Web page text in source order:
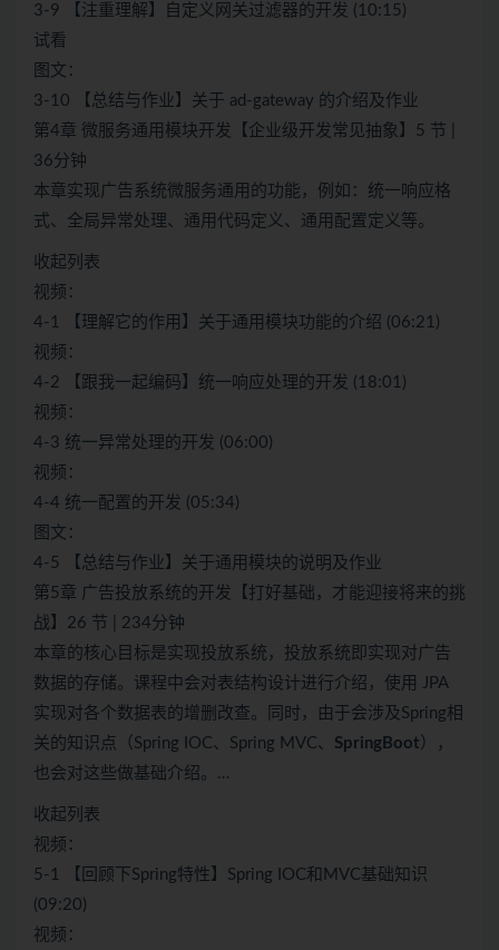
3-9 【注重理解】自定义网关过滤器的开发 (10:15)
试看
图文：
3-10 【总结与作业】关于 ad-gateway 的介绍及作业
第4章 微服务通用模块开发【企业级开发常见抽象】5 节 |
36分钟
本章实现广告系统微服务通用的功能，例如：统一响应格
式、全局异常处理、通用代码定义、通用配置定义等。
收起列表
视频：
4-1 【理解它的作用】关于通用模块功能的介绍 (06:21)
视频：
4-2 【跟我一起编码】统一响应处理的开发 (18:01)
视频：
4-3 统一异常处理的开发 (06:00)
视频：
4-4 统一配置的开发 (05:34)
图文：
4-5 【总结与作业】关于通用模块的说明及作业
第5章 广告投放系统的开发【打好基础，才能迎接将来的挑
战】26 节 | 234分钟
本章的核心目标是实现投放系统，投放系统即实现对广告
数据的存储。课程中会对表结构设计进行介绍，使用 JPA
实现对各个数据表的增删改查。同时，由于会涉及Spring相
关的知识点（Spring IOC、Spring MVC、 SpringBoot ），
也会对这些做基础介绍。…
收起列表
视频：
5-1 【回顾下Spring特性】Spring IOC和MVC基础知识
(09:20)
视频：